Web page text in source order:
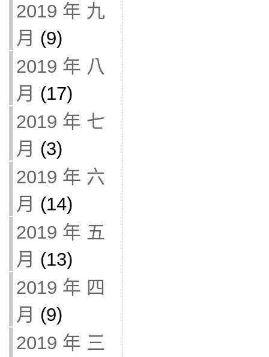
2019 年 九
月 (9)
2019 年 八
月 (17)
2019 年 七
月 (3)
2019 年 六
月 (14)
2019 年 五
月 (13)
2019 年 四
月 (9)
2019 年 三